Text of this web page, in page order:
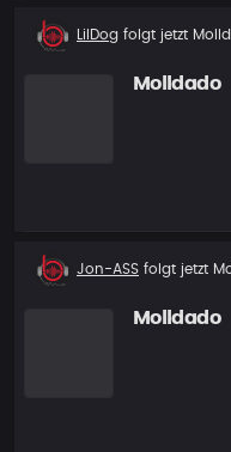
Neuer
Follower
LilDog folgt jetzt
Molldado
Neuer
Jon-ASS folgt jetzt
Molldado